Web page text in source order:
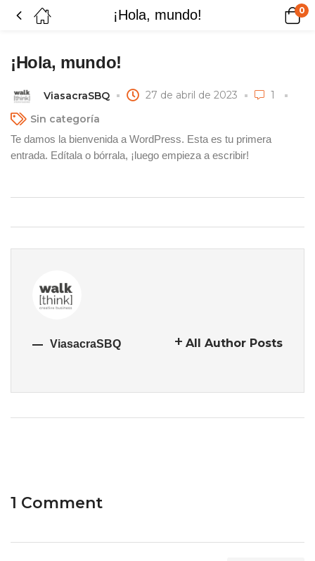
¡Hola, mundo! 0
¡Hola, mundo!
ViasacraSBQ 27 de abril de 2023
1
Sin categoría
Te damos la bienvenida a WordPress. Esta es tu primera
entrada. Edítala o bórrala, ¡luego empieza a escribir!
ViasacraSBQ All Author Posts
1 Comment